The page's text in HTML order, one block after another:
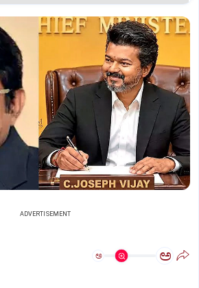
ADVERTISEMENT
ಅ ಅ